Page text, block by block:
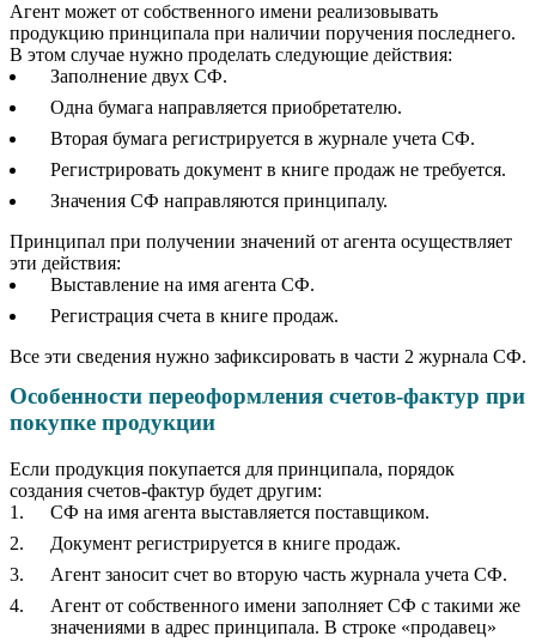
Агент может от собственного имени реализовывать
продукцию принципала при наличии поручения последнего.
В этом случае нужно проделать следующие действия:
Заполнение двух СФ.
Одна бумага направляется приобретателю.
Вторая бумага регистрируется в журнале учета СФ.
Регистрировать документ в книге продаж не требуется.
Значения СФ направляются принципалу.
Принципал при получении значений от агента осуществляет
эти действия:
Выставление на имя агента СФ.
Регистрация счета в книге продаж.
Все эти сведения нужно зафиксировать в части 2 журнала СФ.
Особенности переоформления счетов-фактур при
покупке продукции
Если продукция покупается для принципала, порядок
создания счетов-фактур будет другим:
СФ на имя агента выставляется поставщиком.
Документ регистрируется в книге продаж.
Агент заносит счет во вторую часть журнала учета СФ.
Агент от собственного имени заполняет СФ с такими же
значениями в адрес принципала. В строке «продавец»